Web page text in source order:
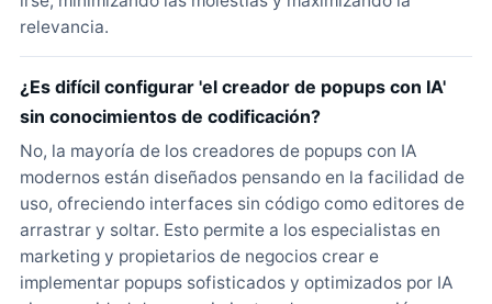
relevancia.
¿Es difícil configurar 'el creador de popups con IA'
sin conocimientos de codificación?
No, la mayoría de los creadores de popups con IA
modernos están diseñados pensando en la facilidad de
uso, ofreciendo interfaces sin código como editores de
arrastrar y soltar. Esto permite a los especialistas en
marketing y propietarios de negocios crear e
implementar popups sofisticados y optimizados por IA